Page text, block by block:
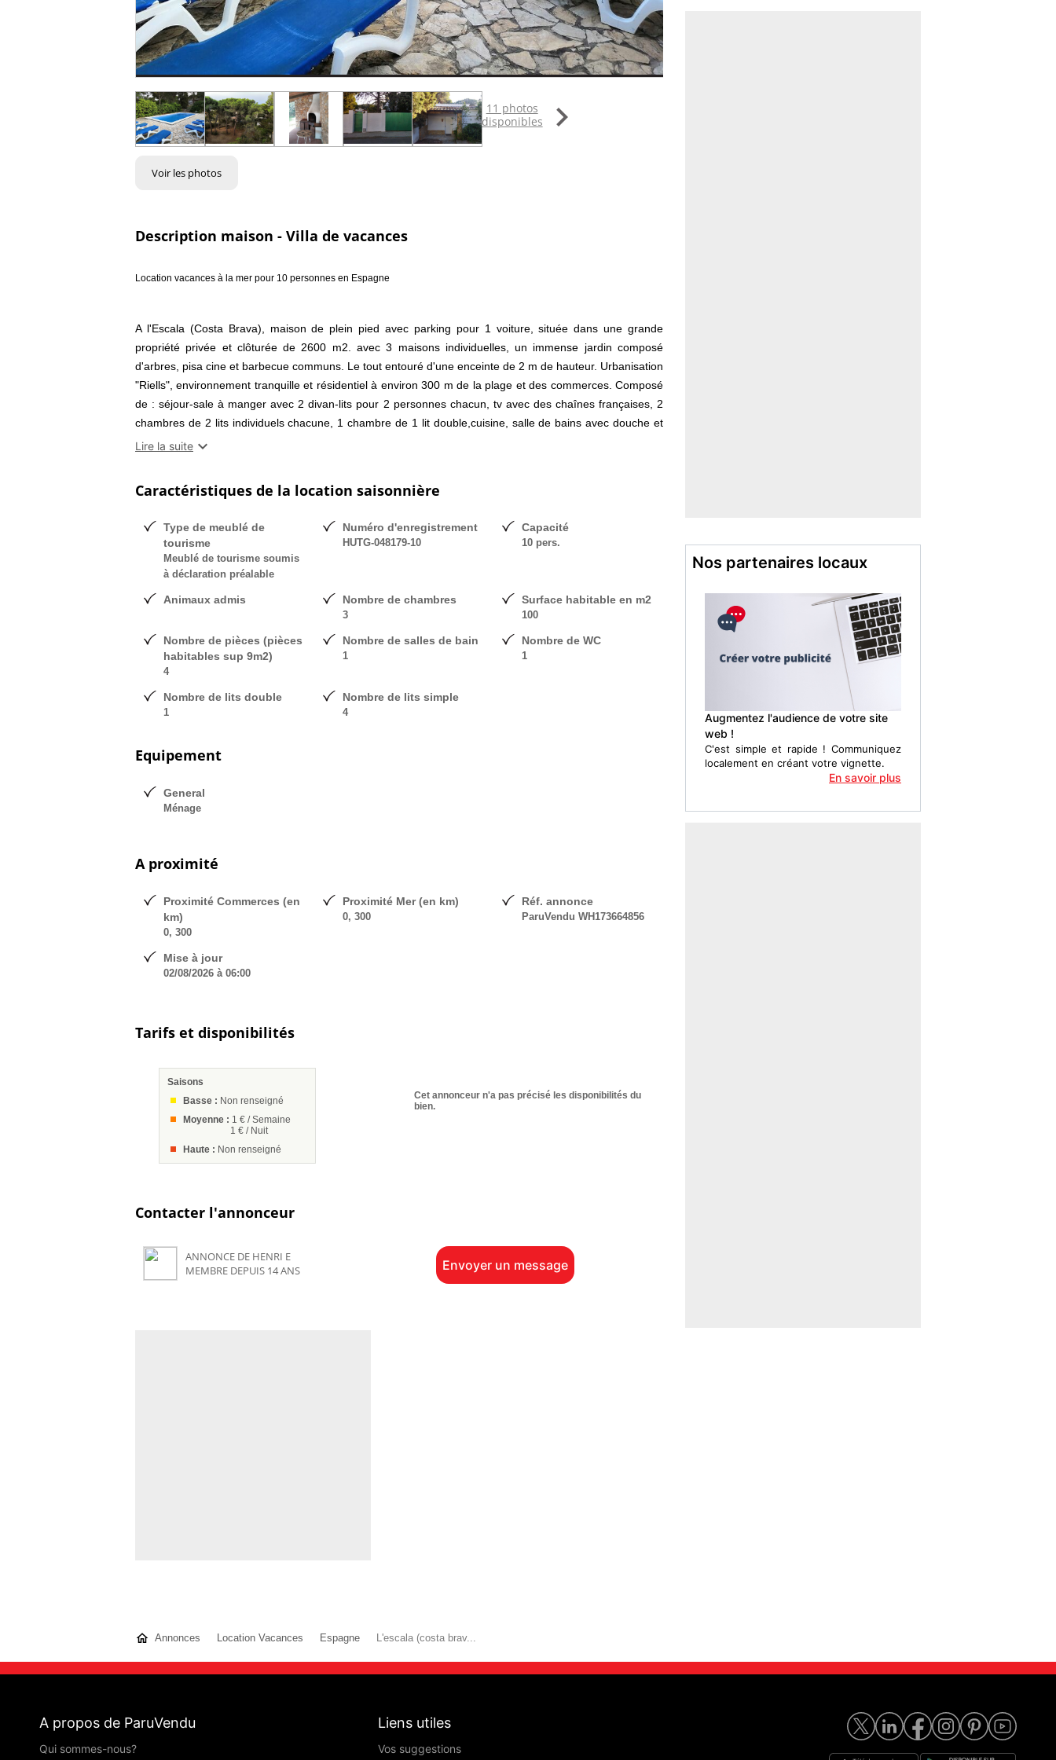
Nos partenaires locaux
Augmentez l'audience de votre site
web !
C'est simple et rapide ! Communiquez
localement en créant votre vignette.
En savoir plus
11 photos
disponibles

Voir les photos
Description maison - Villa de vacances
Location vacances à la mer pour 10 personnes en Espagne
A l'Escala (Costa Brava), maison de plein pied avec parking pour 1 voiture, située dans une grande
propriété privée et clôturée de 2600 m2. avec 3 maisons individuelles, un immense jardin composé
d'arbres, pisa cine et barbecue communs. Le tout entouré d'une enceinte de 2 m de hauteur. Urbanisation
"Riells", environnement tranquille et résidentiel à environ 300 m de la plage et des commerces. Composé
de : séjour-sale à manger avec 2 divan-lits pour 2 personnes chacun, tv avec des chaînes françaises, 2
chambres de 2 lits individuels chacune, 1 chambre de 1 lit double,cuisine, salle de bains avec douche et
wc séparé. Lave-linge. Grande terrasse. Prix selon semaine. Locations de samedi à samedi.
Lire la suite 
Caractéristiques de la location saisonnière
Type de meublé de
tourisme
Meublé de tourisme soumis
à déclaration préalable
Numéro d'enregistrement
HUTG-048179-10
Capacité
10 pers.
Animaux admis Nombre de chambres
3
Surface habitable en m2
100
Nombre de pièces (pièces
habitables sup 9m2)
4
Nombre de salles de bain
1
Nombre de WC
1
Nombre de lits double
1
Nombre de lits simple
4
Equipement
General
Ménage
A proximité
Proximité Commerces (en
km)
0, 300
Proximité Mer (en km)
0, 300
Réf. annonce
ParuVendu WH173664856
Mise à jour
02/08/2026 à 06:00
Tarifs et disponibilités
Saisons
Basse : Non renseigné
Moyenne : 1 € / Semaine
1 € / Nuit
Haute : Non renseigné
Cet annonceur n'a pas précisé les disponibilités du
bien.
Contacter l'annonceur
ANNONCE DE HENRI E
MEMBRE DEPUIS 14 ANS
Envoyer un message
Annonces Location Vacances Espagne L'escala (costa brav...
A propos de ParuVendu
Qui sommes-nous?
Liens utiles
Vos suggestions